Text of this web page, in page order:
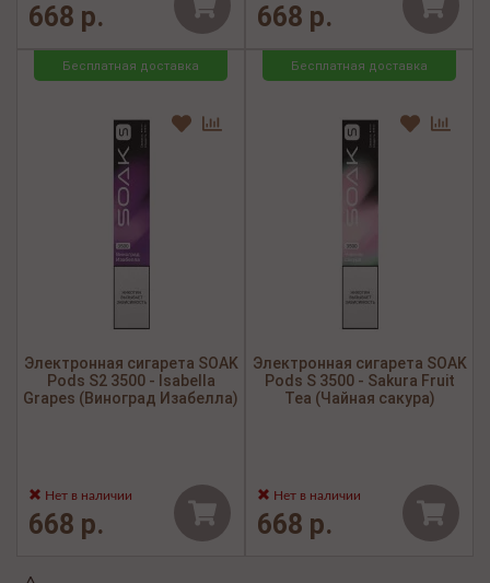
668 р. 668 р.
Бесплатная доставка
Электронная сигарета SOAK
Pods S2 3500 - Isabella
Grapes (Виноград Изабелла)
Нет в наличии
668 р.
Бесплатная доставка
Электронная сигарета SOAK
Pods S 3500 - Sakura Fruit
Tea (Чайная сакура)
Нет в наличии
668 р.